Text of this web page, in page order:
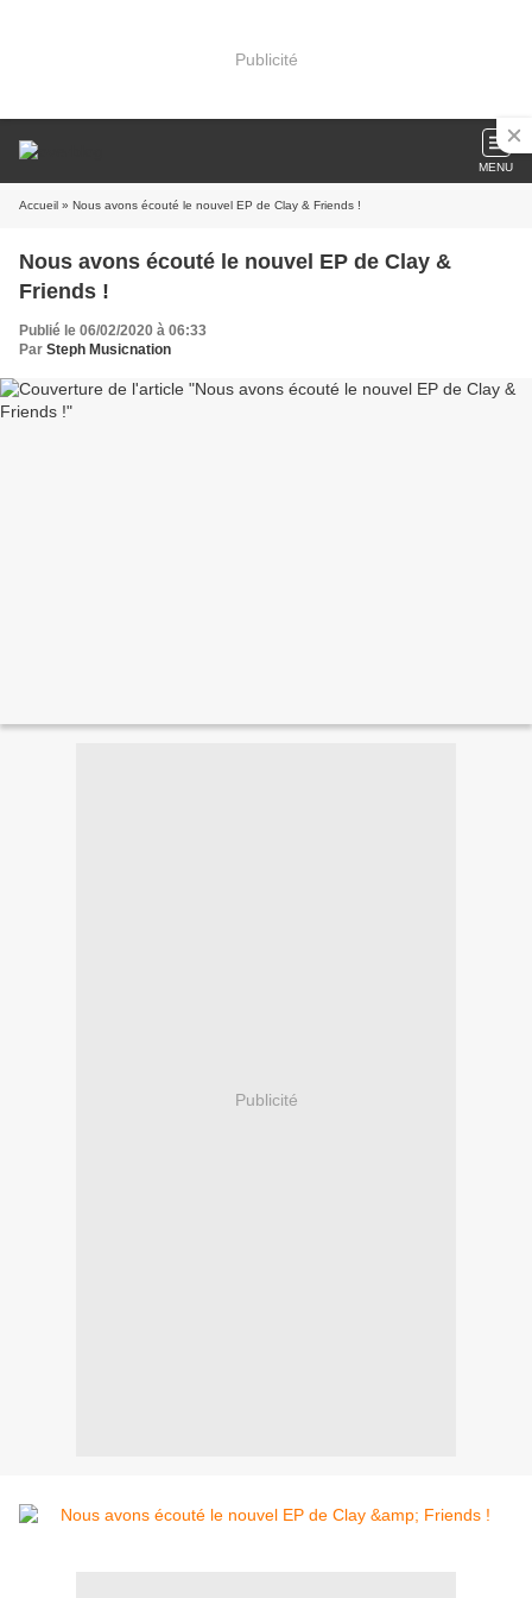
Publicité
MENU
Accueil » Nous avons écouté le nouvel EP de Clay & Friends !
Nous avons écouté le nouvel EP de Clay &
Friends !
Publié le 06/02/2020 à 06:33
Par Steph Musicnation
Publicité